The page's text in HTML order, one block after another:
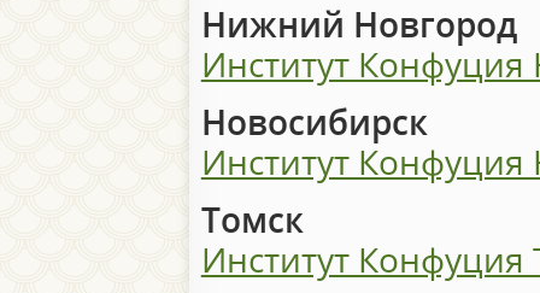
Нижний Новгород
Институт
Новосибирск
Институт Конфуция
Томск
Институт Конфуция